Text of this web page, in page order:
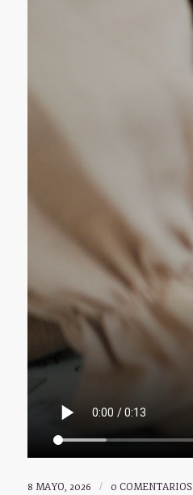
8 MAYO, 2026 / 0 COMENTARIOS